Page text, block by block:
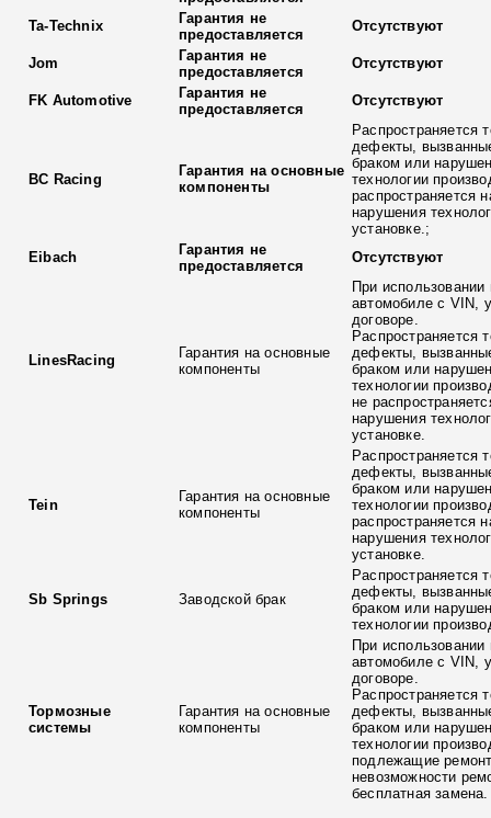
Ta-Technix
Гарантия не
предоставляется
Отсутствуют
Jom
Гарантия не
предоставляется
Отсутствуют
FK Automotive
Гарантия не
предоставляется
Отсутствуют
BC Racing
Гарантия на основные
компоненты
Распространяется
дефекты,
браком или
технологии
распространяется
нарушения
установке.;
Eibach
Гарантия не
предоставляется
Отсутствуют
LinesRacing
Гарантия на основные
компоненты
При использовании
автомобиле с VIN,
договоре.
Распространяется
дефекты,
браком или
технологии
не
нарушения
установке.
Tein
Гарантия на основные
компоненты
Распространяется
дефекты,
браком или
технологии
распространяется
нарушения
установке.
Sb Springs Заводской брак
Распространяется
дефекты,
браком или
технологии
Тормозные
системы
Гарантия на основные
компоненты
При использовании
автомобиле с VIN,
договоре.
Распространяется
дефекты,
браком или
технологии
подлежащие
невозможности
бесплатная замена.